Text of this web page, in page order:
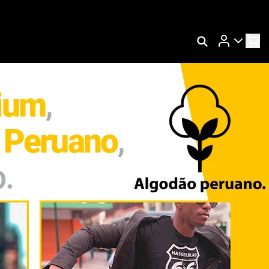
Rastrear Meu Pedido
Trocar Meu Pedido
Avaliar Meu Pedido